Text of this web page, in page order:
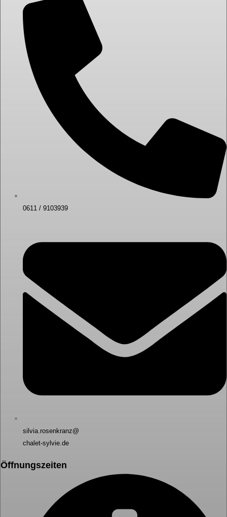
0611 / 9103939
silvia.rosenkranz@
chalet-sylvie.de
Öffnungszeiten